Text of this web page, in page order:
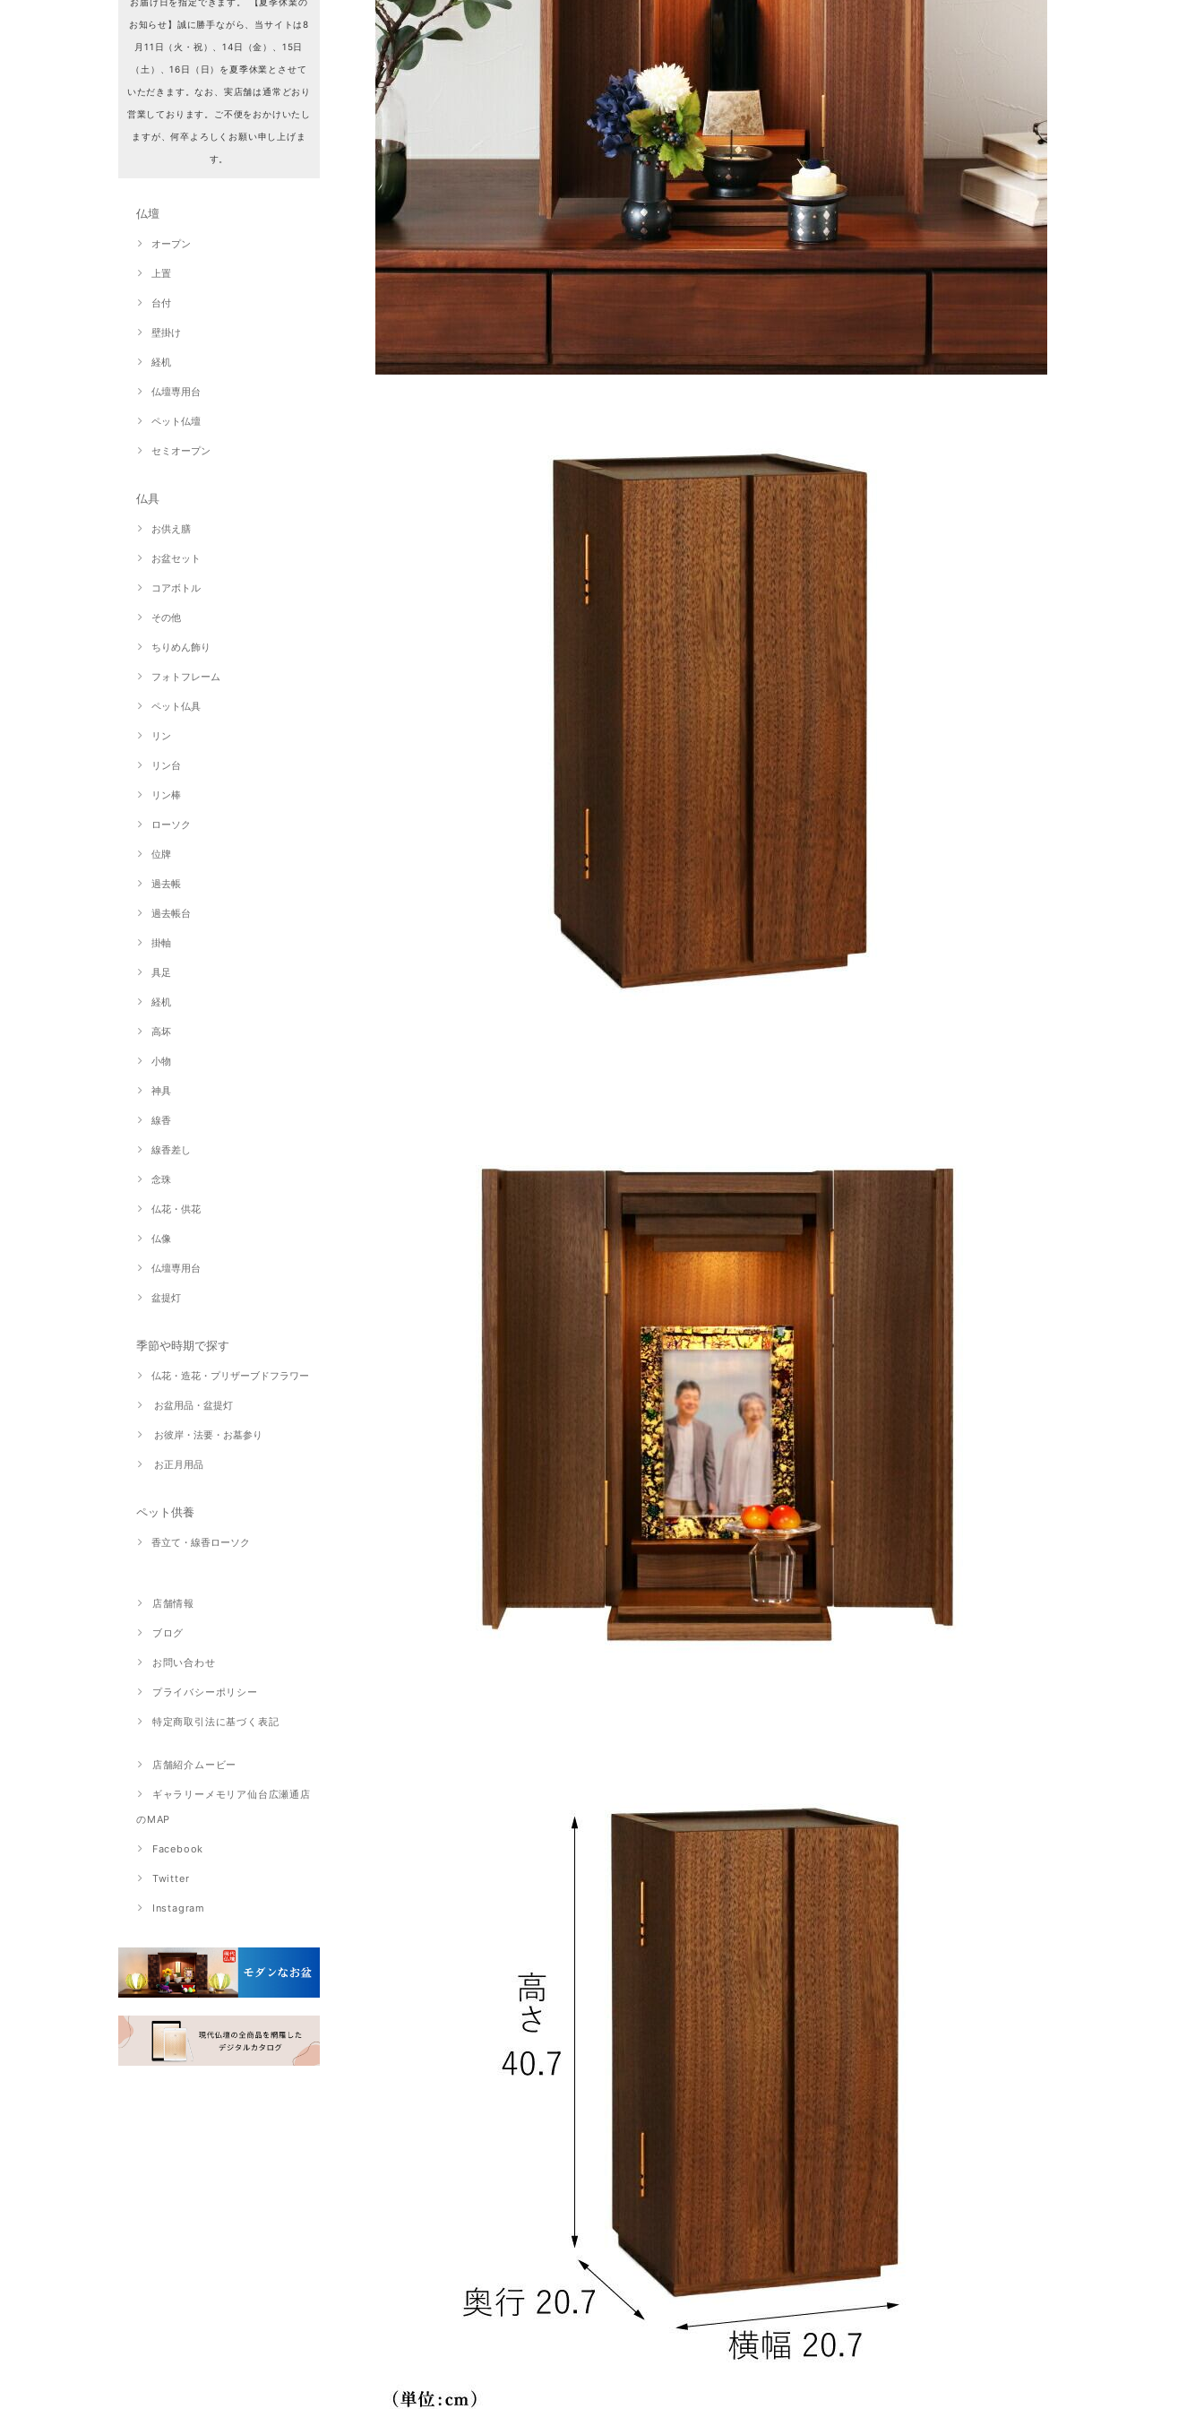
お知らせ】誠に勝手ながら、当サイトは8
月11日（火・祝）、14日（金）、15日
（土）、16日（日）を夏季休業とさせて
いただきます。なお、実店舗は通常どおり
営業しております。ご不便をおかけいたし
ますが、何卒よろしくお願い申し上げま
す。
仏壇
オープン
上置
台付
壁掛け
経机
仏壇専用台
ペット仏壇
セミオープン
仏具
お供え膳
お盆セット
コアボトル
その他
ちりめん飾り
フォトフレーム
ペット仏具
リン
リン台
リン棒
ローソク
位牌
過去帳
過去帳台
掛軸
具足
経机
高坏
小物
神具
線香
線香差し
念珠
仏花・供花
仏像
仏壇専用台
盆提灯
季節や時期で探す
仏花・造花・プリザーブドフラワー
お盆用品・盆提灯
お彼岸・法要・お墓参り
お正月用品
ペット供養
香立て・線香ローソク
店舗情報
ブログ
お問い合わせ
プライバシーポリシー
特定商取引法に基づく表記
店舗紹介ムービー
ギャラリーメモリア仙台広瀬通店
のMAP
Facebook
Twitter
Instagram